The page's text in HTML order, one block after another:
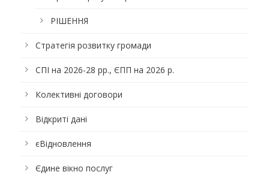
РІШЕННЯ
Стратегія розвитку громади
СПІ на 2026-28 рр., ЄПП на 2026 р.
Колективні договори
Відкриті дані
єВідновлення
Єдине вікно послуг